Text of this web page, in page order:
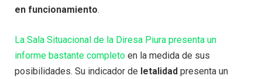
en funcionamiento.
La Sala Situacional de la Diresa Piura presenta un
informe bastante completo en la medida de sus
posibilidades. Su indicador de letalidad presenta un